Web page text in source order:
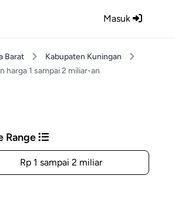
Masuk
Barat
Kabupaten Kuningan
harga 1 sampai 2 miliar-an
Range
Rp 1 sampai 2 miliar